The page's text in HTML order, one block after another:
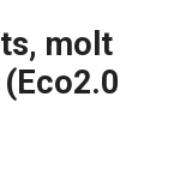
molt